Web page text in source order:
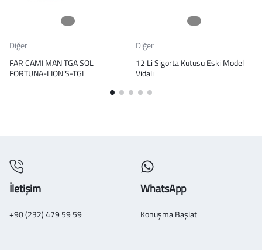
Diğer
FAR CAMI MAN TGA SOL
FORTUNA-LION’S-TGL
Diğer
12 Li Sigorta Kutusu Eski Model
Vidalı
İletişim
+90 (232) 479 59 59
WhatsApp
Konuşma Başlat